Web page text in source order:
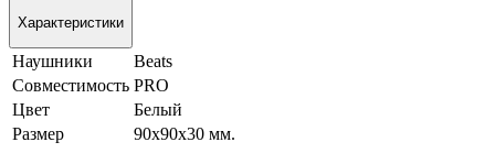
Характеристики
Наушники
Beats
Совместимость PRO
Цвет
Белый
Размер
90х90х30 мм.